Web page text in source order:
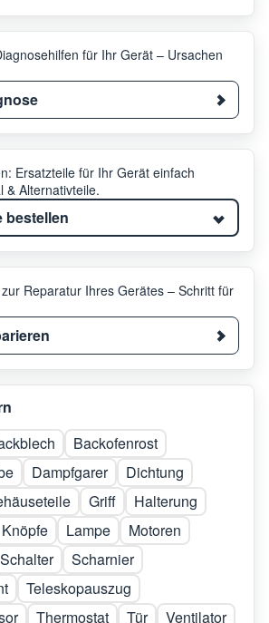
für Ihr Gerät – Ursachen
Ersatzteile für Ihr Gerät einfach
& Alternativteile.
bestellen
Reparatur Ihres Gerätes – Schritt für
Backofenrost
Dampfgarer
Dichtung
Griff
Halterung
Knöpfe Lampe
Motoren
Schalter
Scharnier
Teleskopauszug
Thermostat Tür Ventilator